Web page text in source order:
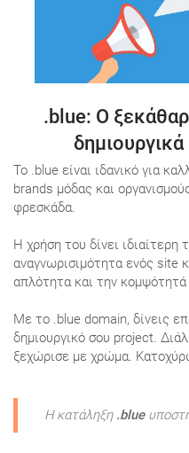
.blue: Ο
Το .blue είναι ιδανικό για
brands μόδας και
φρεσκάδα.
Η χρήση του δίνει ιδιαίτερη
αναγνωρισιμότητα ενός site
απλότητα και την κομψότητά
Με το .blue domain, δίνεις
δημιουργικό σου project.
ξεχώρισε με χρώμα.
Η κατάληξη .blue